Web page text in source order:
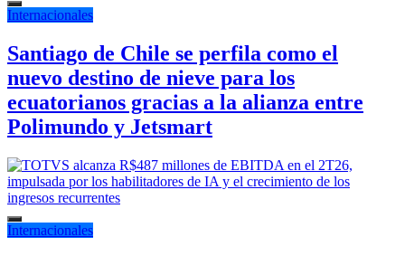
Internacionales
Santiago de Chile se perfila como el
nuevo destino de nieve para los
ecuatorianos gracias a la alianza entre
Polimundo y Jetsmart
Internacionales